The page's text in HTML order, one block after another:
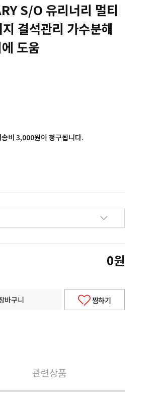
S/O 유리너리 멀티
결석관리 가수분해
도움
비 3,000원이 청구됩니다.
0원
바구니 찜하기
관련상품